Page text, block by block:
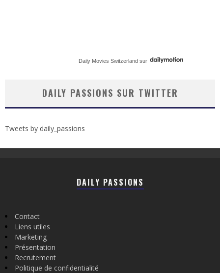
Daily Movies Switzerland sur
DAILY PASSIONS SUR TWITTER
Tweets by daily_passions
DAILY PASSIONS
Contact
Liens utiles
Marketing
Présentation
Recrutement
Politique de confidentialité